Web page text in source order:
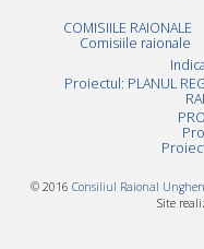
COMISIILE RAIONALE
Comisiile raionale
Proiectul: PLANUL
© 2016 Consiliul Raional
Site